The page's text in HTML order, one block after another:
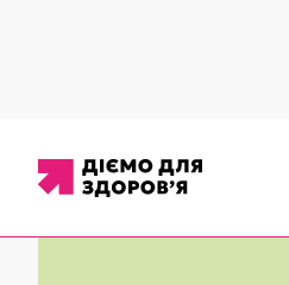
Новини/ Робота у громадах